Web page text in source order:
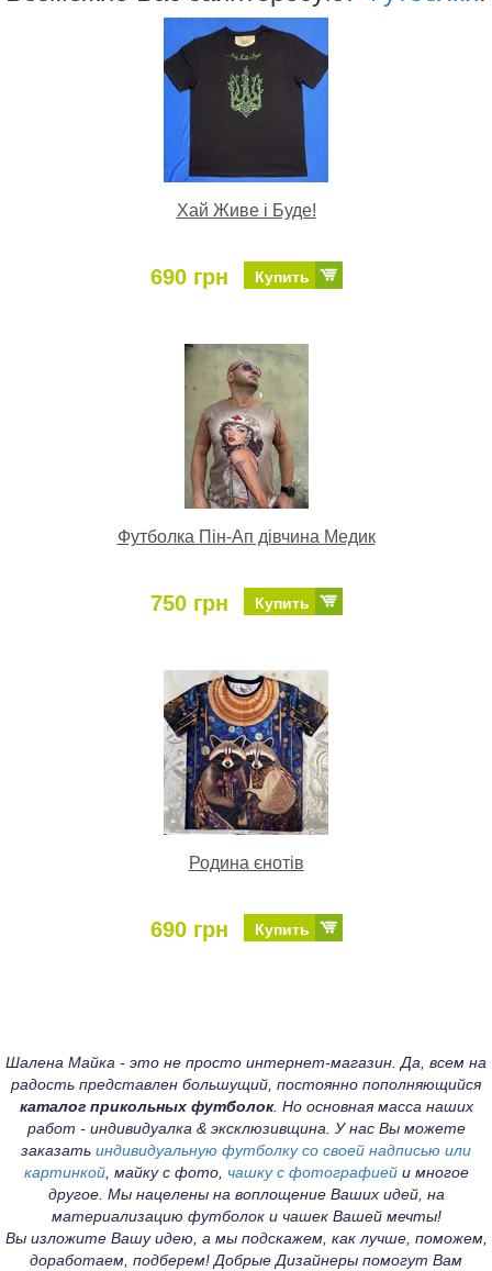
Хай Живе і Буде!
690 грн Купить
Футболка Пін-Ап дівчина Медик
750 грн Купить
Родина єнотів
690 грн Купить
Шалена Майка - это не просто интернет-магазин. Да, всем на
радость представлен большущий, постоянно пополняющийся
каталог прикольных футболок. Но основная масса наших
работ - индивидуалка & эксклюзивщина. У нас Вы можете
заказать индивидуальную футболку со своей надписью или
картинкой, майку с фото, чашку с фотографиейи многое
другое. Мы нацелены на воплощение Ваших идей, на
материализацию футболок и чашек Вашей мечты!
Вы изложите Вашу идею, а мы подскажем, как лучше, поможем,
доработаем, подберем! Добрые Дизайнеры помогут Вам